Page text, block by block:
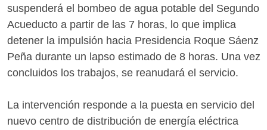
suspenderá el bombeo de agua potable del Segundo
Acueducto a partir de las 7 horas, lo que implica
detener la impulsión hacia Presidencia Roque Sáenz
Peña durante un lapso estimado de 8 horas. Una vez
concluidos los trabajos, se reanudará el servicio.
La intervención responde a la puesta en servicio del
nuevo centro de distribución de energía eléctrica